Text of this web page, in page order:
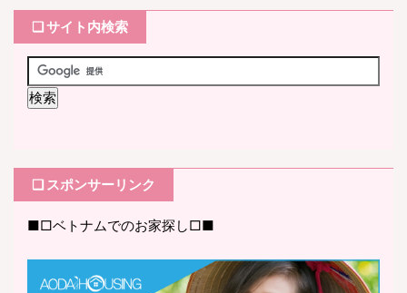
❏ サイト内検索
❏ スポンサーリンク
■□ベトナムでのお家探し□■